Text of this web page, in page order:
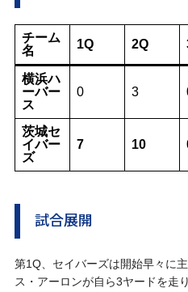
チーム
名
1Q 2Q
横浜ハ
ーバー
ス
0 3
茨城セ
イバー
ズ
7 10
試合展開
第1Q、セイバーズは開始早々に
ス・アーロンが自ら3ヤードを走